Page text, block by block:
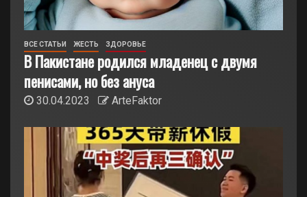
ВСЕ СТАТЬИ ЖЕСТЬ ЗДОРОВЬЕ
В Пакистане родился младенец с двумя
пенисами, но без ануса
30.04.2023 ArteFaktor